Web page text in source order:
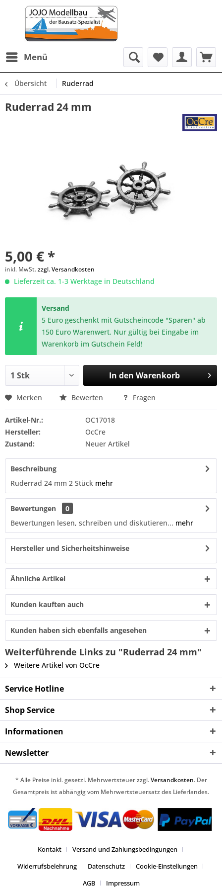
Menü
Übersicht Ruderrad
Ruderrad 24 mm
5,00 € *
inkl. MwSt.zzgl. Versandkosten
Lieferzeit ca. 1-3 Werktage in Deutschland
Versand
5 Euro geschenkt mit Gutscheincode "Sparen" ab
150 Euro Warenwert. Nur gültig bei Eingabe im
Warenkorb im Gutschein Feld!
In den Warenkorb
Merken Bewerten Fragen
Artikel-Nr.:
OC17018
Hersteller:
OcCre
Zustand:
Neuer Artikel
Beschreibung
Ruderrad 24 mm 2 Stück mehr
Bewertungen
0
Bewertungen lesen, schreiben und diskutieren... mehr
Hersteller und Sicherheitshinweise
Ähnliche Artikel
Kunden kauften auch
Kunden haben sich ebenfalls angesehen
Weiterführende Links zu "Ruderrad 24 mm"
Weitere Artikel von OcCre
Service Hotline
Shop Service
Informationen
Newsletter
* Alle Preise inkl. gesetzl. Mehrwertsteuer zzgl.Versandkosten. Der
Gesamtpreis ist abhängig vom Mehrwertsteuersatz des Lieferlandes.
Kontakt
Versand und Zahlungsbedingungen
Widerrufsbelehrung
Datenschutz
Cookie-Einstellungen
AGB
Impressum